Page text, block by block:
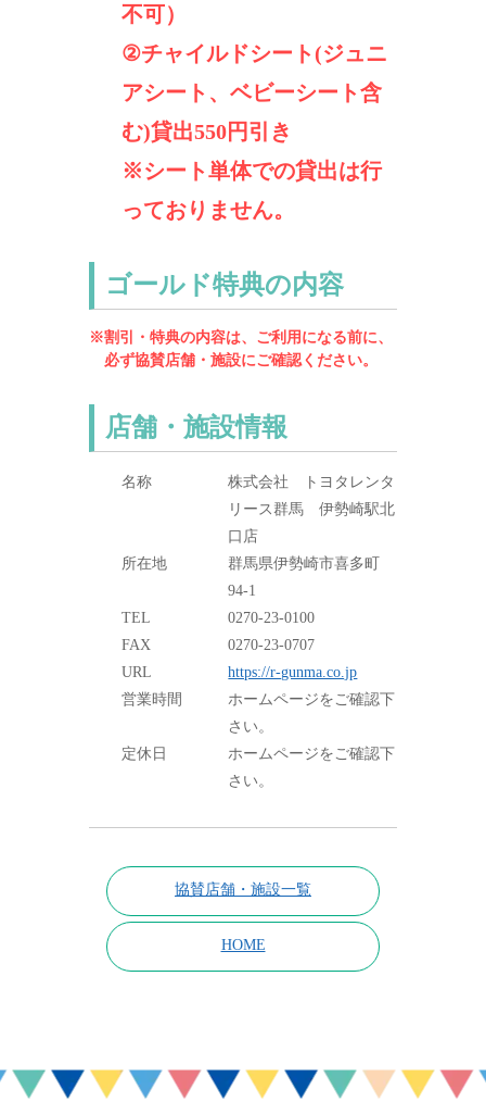
不可）
②チャイルドシート(ジュニ
アシート、ベビーシート含
む)貸出550円引き
※シート単体での貸出は行
っておりません。
ゴールド特典の内容
※割引・特典の内容は、ご利用になる前に、
必ず協賛店舗・施設にご確認ください。
店舗・施設情報
名称
株式会社 トヨタレンタ
リース群馬 伊勢崎駅北
口店
所在地
群馬県伊勢崎市喜多町
94-1
TEL
0270-23-0100
FAX
0270-23-0707
URL
https://r-gunma.co.jp
営業時間
ホームページをご確認下
さい。
定休日
ホームページをご確認下
さい。
協賛店舗・施設一覧
HOME